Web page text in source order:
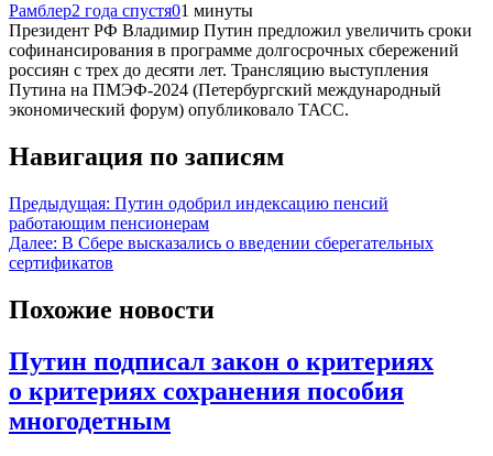
Рамблер2 года спустя01 минуты
Президент РФ Владимир Путин предложил увеличить сроки
софинансирования в программе долгосрочных сбережений
россиян с трех до десяти лет. Трансляцию выступления
Путина на ПМЭФ-2024 (Петербургский международный
экономический форум) опубликовало ТАСС.
Навигация по записям
Предыдущая: Путин одобрил индексацию пенсий
работающим пенсионерам
Далее: В Сбере высказались о введении сберегательных
сертификатов
Похожие новости
Путин подписал закон о критериях
о критериях сохранения пособия
многодетным